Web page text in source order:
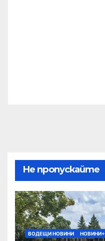
Не пропускайте
ВОДЕЩИ НОВИНИ НОВИНИ+